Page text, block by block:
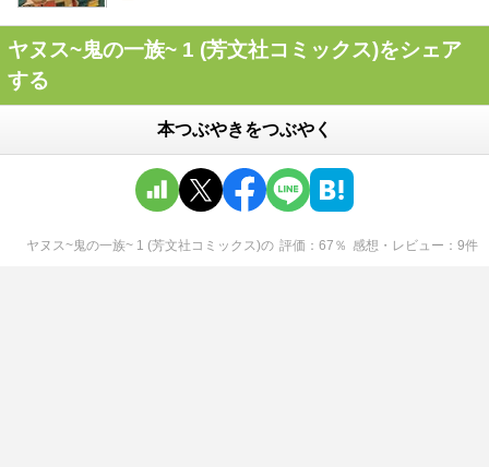
ヤヌス~鬼の一族~ 1 (芳文社コミックス)をシェア
する
本つぶやきをつぶやく
ヤヌス~鬼の一族~ 1 (芳文社コミックス)の 評価 67 ％ 感想・レビュー 9件